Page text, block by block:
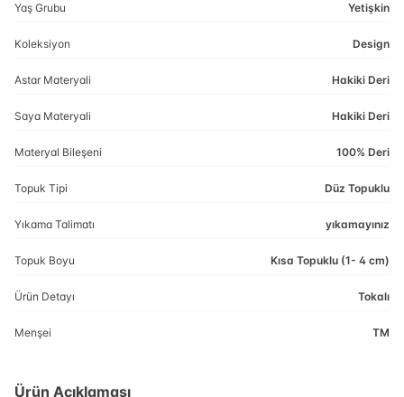
Yaş Grubu Yetişkin
Koleksiyon Design
Astar Materyali Hakiki Deri
Saya Materyali Hakiki Deri
Materyal Bileşeni 100% Deri
Topuk Tipi Düz Topuklu
Yıkama Talimatı yıkamayınız
Topuk Boyu Kısa Topuklu (1- 4 cm)
Ürün Detayı Tokalı
Menşei TM
Ürün Açıklaması